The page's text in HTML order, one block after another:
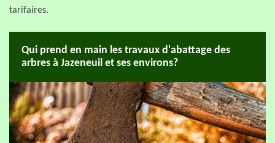
tarifaires.
Qui prend en main les travaux d'abattage des
arbres à Jazeneuil et ses environs?